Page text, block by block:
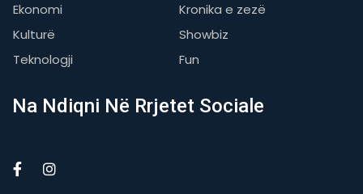
Ekonomi
Kronika e zezë
Kulturë
Showbiz
Teknologji
Fun
Na Ndiqni Në Rrjetet Sociale